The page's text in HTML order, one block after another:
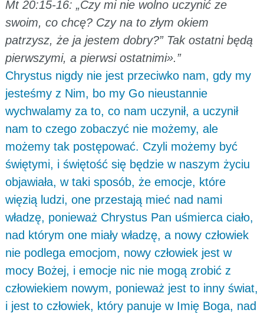
Mt 20:15-16: „Czy mi nie wolno uczynić ze
swoim, co chcę? Czy na to złym okiem
patrzysz, że ja jestem dobry?” Tak ostatni będą
pierwszymi, a pierwsi ostatnimi».”
Chrystus nigdy nie jest przeciwko nam, gdy my
jesteśmy z Nim, bo my Go nieustannie
wychwalamy za to, co nam uczynił, a uczynił
nam to czego zobaczyć nie możemy, ale
możemy tak postępować. Czyli możemy być
świętymi, i świętość się będzie w naszym życiu
objawiała, w taki sposób, że emocje, które
więzią ludzi, one przestają mieć nad nami
władzę, ponieważ Chrystus Pan uśmierca ciało,
nad którym one miały władzę, a nowy człowiek
nie podlega emocjom, nowy człowiek jest w
mocy Bożej, i emocje nic nie mogą zrobić z
człowiekiem nowym, ponieważ jest to inny świat,
i jest to człowiek, który panuje w Imię Boga, nad